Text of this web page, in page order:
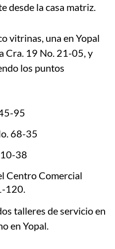
desde la casa matriz.
vitrinas, una en Yopal
Cra. 19 No. 21-05, y
los puntos
95
68-35
38
Centro Comercial
120.
talleres de servicio en
en Yopal.